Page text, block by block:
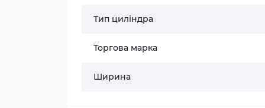
Тип циліндра
Торгова марка
Ширина